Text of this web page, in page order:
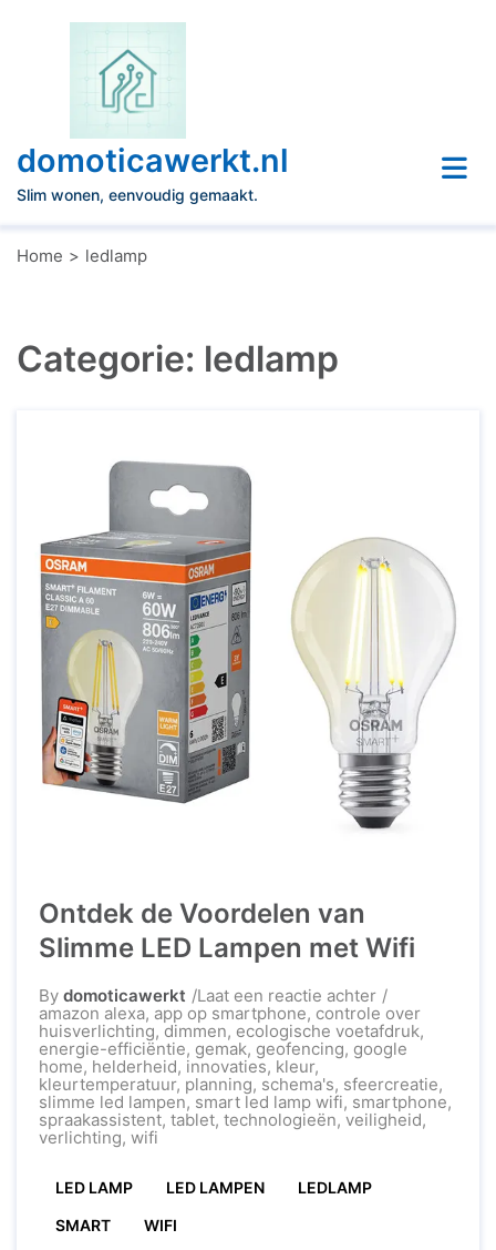
domoticawerkt.nl
Slim wonen, eenvoudig gemaakt.
Home ledlamp
Categorie: ledlamp
Ontdek de Voordelen van
Slimme LED Lampen met Wifi
By domoticawerkt Laat een reactie achterop
Ontdek
de
Voordelen
van
Slimme
LED
Lampen
met
amazon alexa, app op smartphone, controle over
huisverlichting, dimmen, ecologische voetafdruk,
energie-efficiëntie, gemak, geofencing, google
home, helderheid, innovaties, kleur,
kleurtemperatuur, planning, schema's, sfeercreatie,
slimme led lampen, smart led lamp wifi, smartphone,
spraakassistent, tablet, technologieën, veiligheid,
verlichting, wifi
LED LAMP LED LAMPEN
LEDLAMP
SMART
WIFI